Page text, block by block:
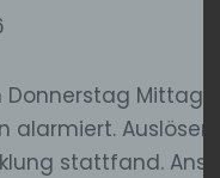
Mittag
alarmiert.
stattfand.